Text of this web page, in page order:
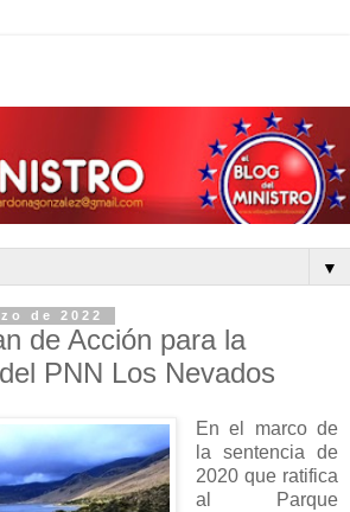
▼
de 2022
de Acción para la
PNN Los Nevados
En el marco de
la sentencia de
2020 que ratifica
al Parque